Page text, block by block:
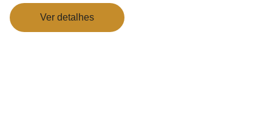
Ver detalhes